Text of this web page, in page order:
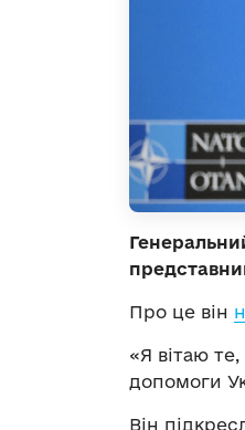
Про це він
«Я вітаю
допомоги
Він